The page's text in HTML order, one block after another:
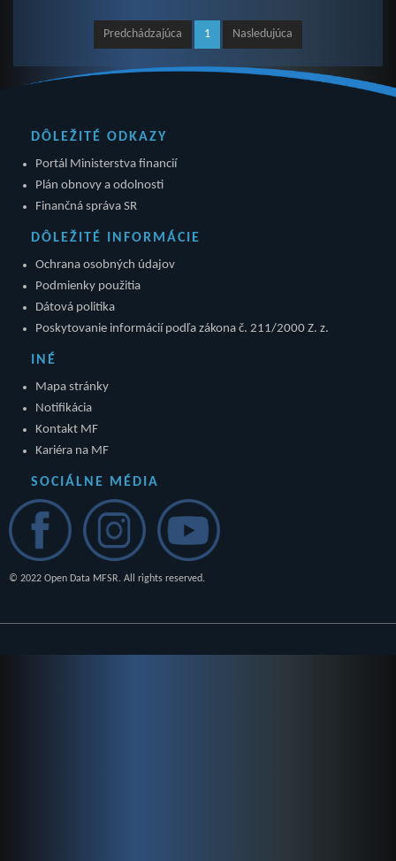
Predchádzajúca 1 Nasledujúca
DÔLEŽITÉ ODKAZY
Portál Ministerstva financií
Plán obnovy a odolnosti
Finančná správa SR
DÔLEŽITÉ INFORMÁCIE
Ochrana osobných údajov
Podmienky použitia
Dátová politika
Poskytovanie informácií podľa zákona č. 211/2000 Z. z.
INÉ
Mapa stránky
Notifikácia
Kontakt MF
Kariéra na MF
SOCIÁLNE MÉDIA
© 2022 Open Data MFSR. All rights reserved.